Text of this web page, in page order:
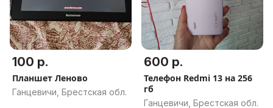
100 р.
Планшет Леново
Ганцевичи, Брестская обл.
600 р.
Телефон Redmi 13 на 256
гб
Ганцевичи, Брестская обл.